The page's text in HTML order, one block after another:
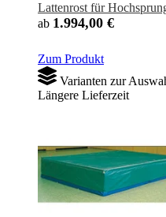
Lattenrost für
ab 1.994,00 €
Zum Produkt
Varianten zur
Längere Lieferzeit